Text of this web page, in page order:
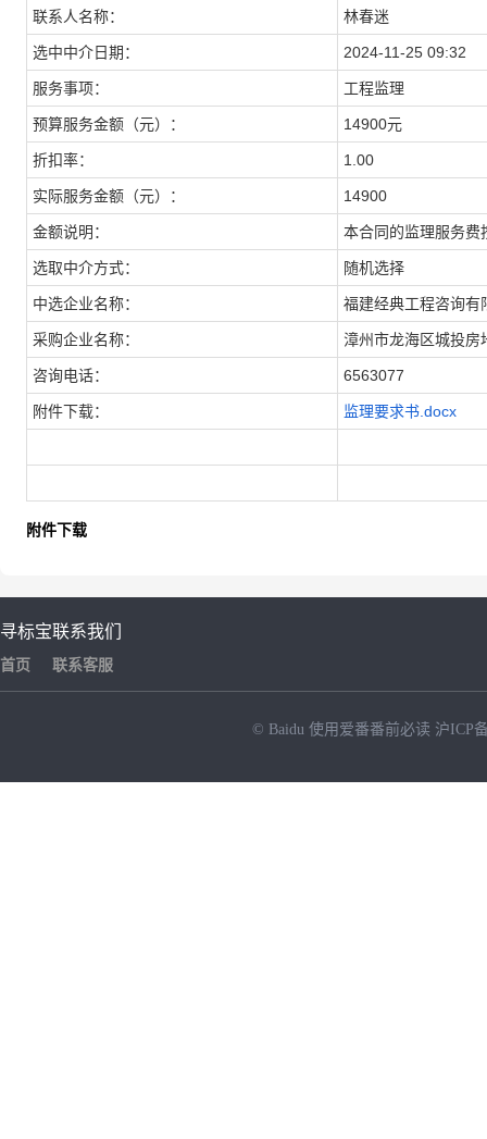
联系人名称： 林春迷
选中中介日期： 2024-11-25 09:32
服务事项： 工程监理
预算服务金额（元）： 14900元
折扣率： 1.00
实际服务金额（元）： 14900
金额说明： 本合同的监理服务费
选取中介方式： 随机选择
中选企业名称： 福建经典工程咨询有
采购企业名称： 漳州市龙海区城投房
咨询电话： 6563077
附件下载： 监理要求书.docx
附件下载
寻标宝
首页
联系我们
联系客服
© Baidu 使用爱番番前必读 沪ICP